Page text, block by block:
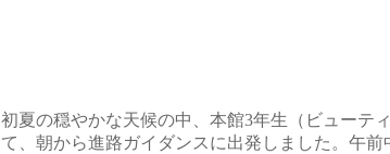
初夏の穏やかな天候の中、本館3年生（ビューテ
て、朝から進路ガイダンスに出発しました。午